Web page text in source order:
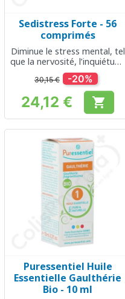
Sedistress Forte - 56
comprimés
Diminue le stress mental, tel
que la nervosité, l’inquiétude
ou l’irritabilité et facilite
l’endormissement
30,15 € -20%
Prix
24,12 € 
Puressentiel Huile
Essentielle Gaulthérie
Bio - 10 ml